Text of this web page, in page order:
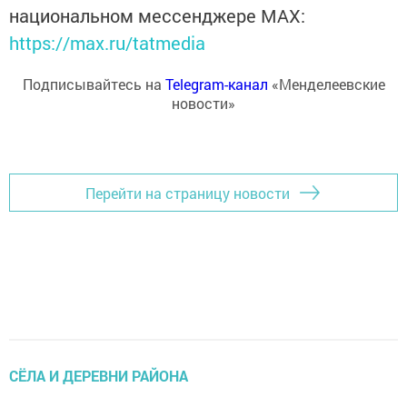
национальном мессенджере MАХ:
https://max.ru/tatmedia
Подписывайтесь на Telegram-канал «Менделеевские
новости»
Перейти на страницу новости
СЁЛА И ДЕРЕВНИ РАЙОНА